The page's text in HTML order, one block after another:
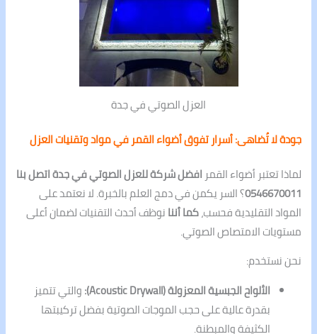
العزل الصوتي في جدة
جودة لا تُضاهى: أسرار تفوق أضواء القمر في مواد وتقنيات العزل
لماذا تعتبر أضواء القمر افضل شركة للعزل الصوتي في جدة اتصل بنا
0546670011؟ السر يكمن في دمج العلم بالخبرة. لا نعتمد على
المواد التقليدية فحسب،كما أننانوظف أحدث التقنيات لضمان أعلى
مستويات الامتصاص الصوتي.
نحن نستخدم:
الألواح الجبسية المعزولة (Acoustic Drywall):
والتي تتميز
بقدرة عالية على حجب الموجات الصوتية بفضل تركيبتها
الكثيفة والمبطنة.